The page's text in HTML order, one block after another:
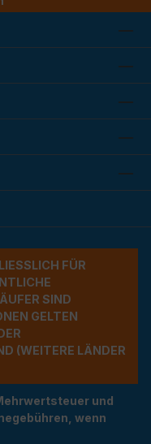
FÜR G
A
SIND A
GELTEN A
BU
LÄNDER NU
und
wenn